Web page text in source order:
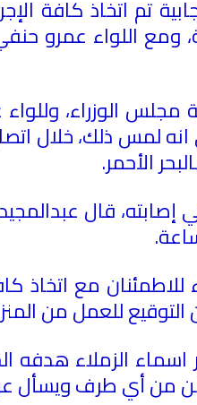
تم اتخاذ كافة
ومع اللواء عمرو
الوزراء،
لمس ذلك، خلال
الأحمر.
قال
.
مع اتخاذ
للعمل من
الزملاء هدفه
من أي طرف ويسأل